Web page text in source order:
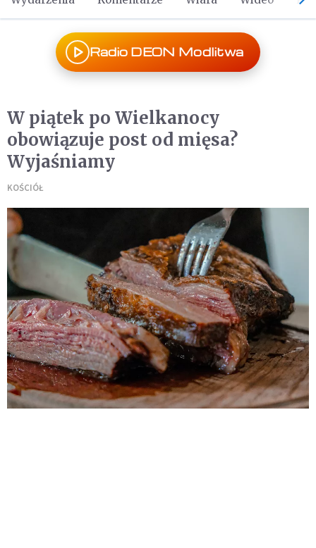
Radio DEON Modlitwa
W piątek po Wielkanocy
obowiązuje post od mięsa?
Wyjaśniamy
KOŚCIÓŁ